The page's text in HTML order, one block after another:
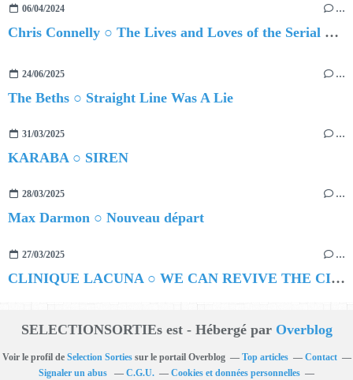
06/04/2024 …
Chris Connelly ○ The Lives and Loves of the Serial Homesick, Vol. 1
24/06/2025 …
The Beths ○ Straight Line Was A Lie
31/03/2025 …
KARABA ○ SIREN
28/03/2025 …
Max Darmon ○ Nouveau départ
27/03/2025 …
CLINIQUE LACUNA ○ WE CAN REVIVE THE CITY
SELECTIONSORTIEs est - Hébergé par Overblog
Voir le profil de Selection Sortiessur le portail Overblog Top articles
Contact
Signaler un abus
C.G.U. Cookies et données personnelles